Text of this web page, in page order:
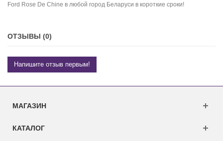
Ford Rose De Chine в любой город Беларуси в короткие сроки!
ОТЗЫВЫ (0)
Напишите отзыв первым!
МАГАЗИН
КАТАЛОГ